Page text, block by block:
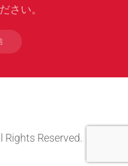
さい。
Reserved.